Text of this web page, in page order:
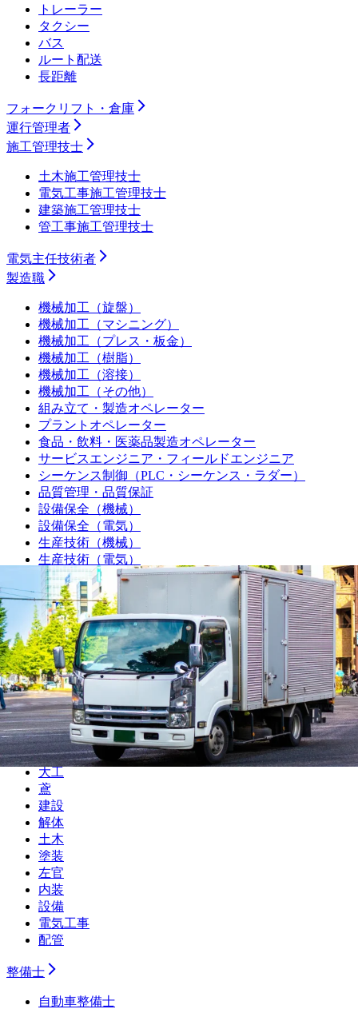
トレーラー
タクシー
バス
ルート配送
長距離
フォークリフト・倉庫
運行管理者
施工管理技士
土木施工管理技士
電気工事施工管理技士
建築施工管理技士
管工事施工管理技士
電気主任技術者
製造職
機械加工（旋盤）
機械加工（マシニング）
機械加工（プレス・板金）
機械加工（樹脂）
機械加工（溶接）
機械加工（その他）
組み立て・製造オペレーター
プラントオペレーター
食品・飲料・医薬品製造オペレーター
サービスエンジニア・フィールドエンジニア
シーケンス制御（PLC・シーケンス・ラダー）
品質管理・品質保証
設備保全（機械）
設備保全（電気）
生産技術（機械）
生産技術（電気）
生産管理・購買・工場長
回路設計
機械設計
光学設計
金型設計
CAE解析
ソフトウェア開発・組み込み
研究・開発・企画
テクニカルライター
職人
大工
鳶
建設
解体
土木
塗装
左官
内装
設備
電気工事
配管
整備士
自動車整備士